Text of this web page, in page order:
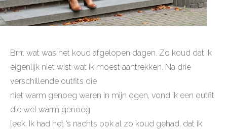
Brrr, wat was het koud afgelopen dagen. Zo koud dat ik
eigenlijk niet wist wat ik moest aantrekken. Na drie
verschillende outfits die
niet warm genoeg waren in mijn ogen, vond ik een outfit
die wel warm genoeg
leek. Ik had het ’s nachts ook al zo koud gehad, dat ik